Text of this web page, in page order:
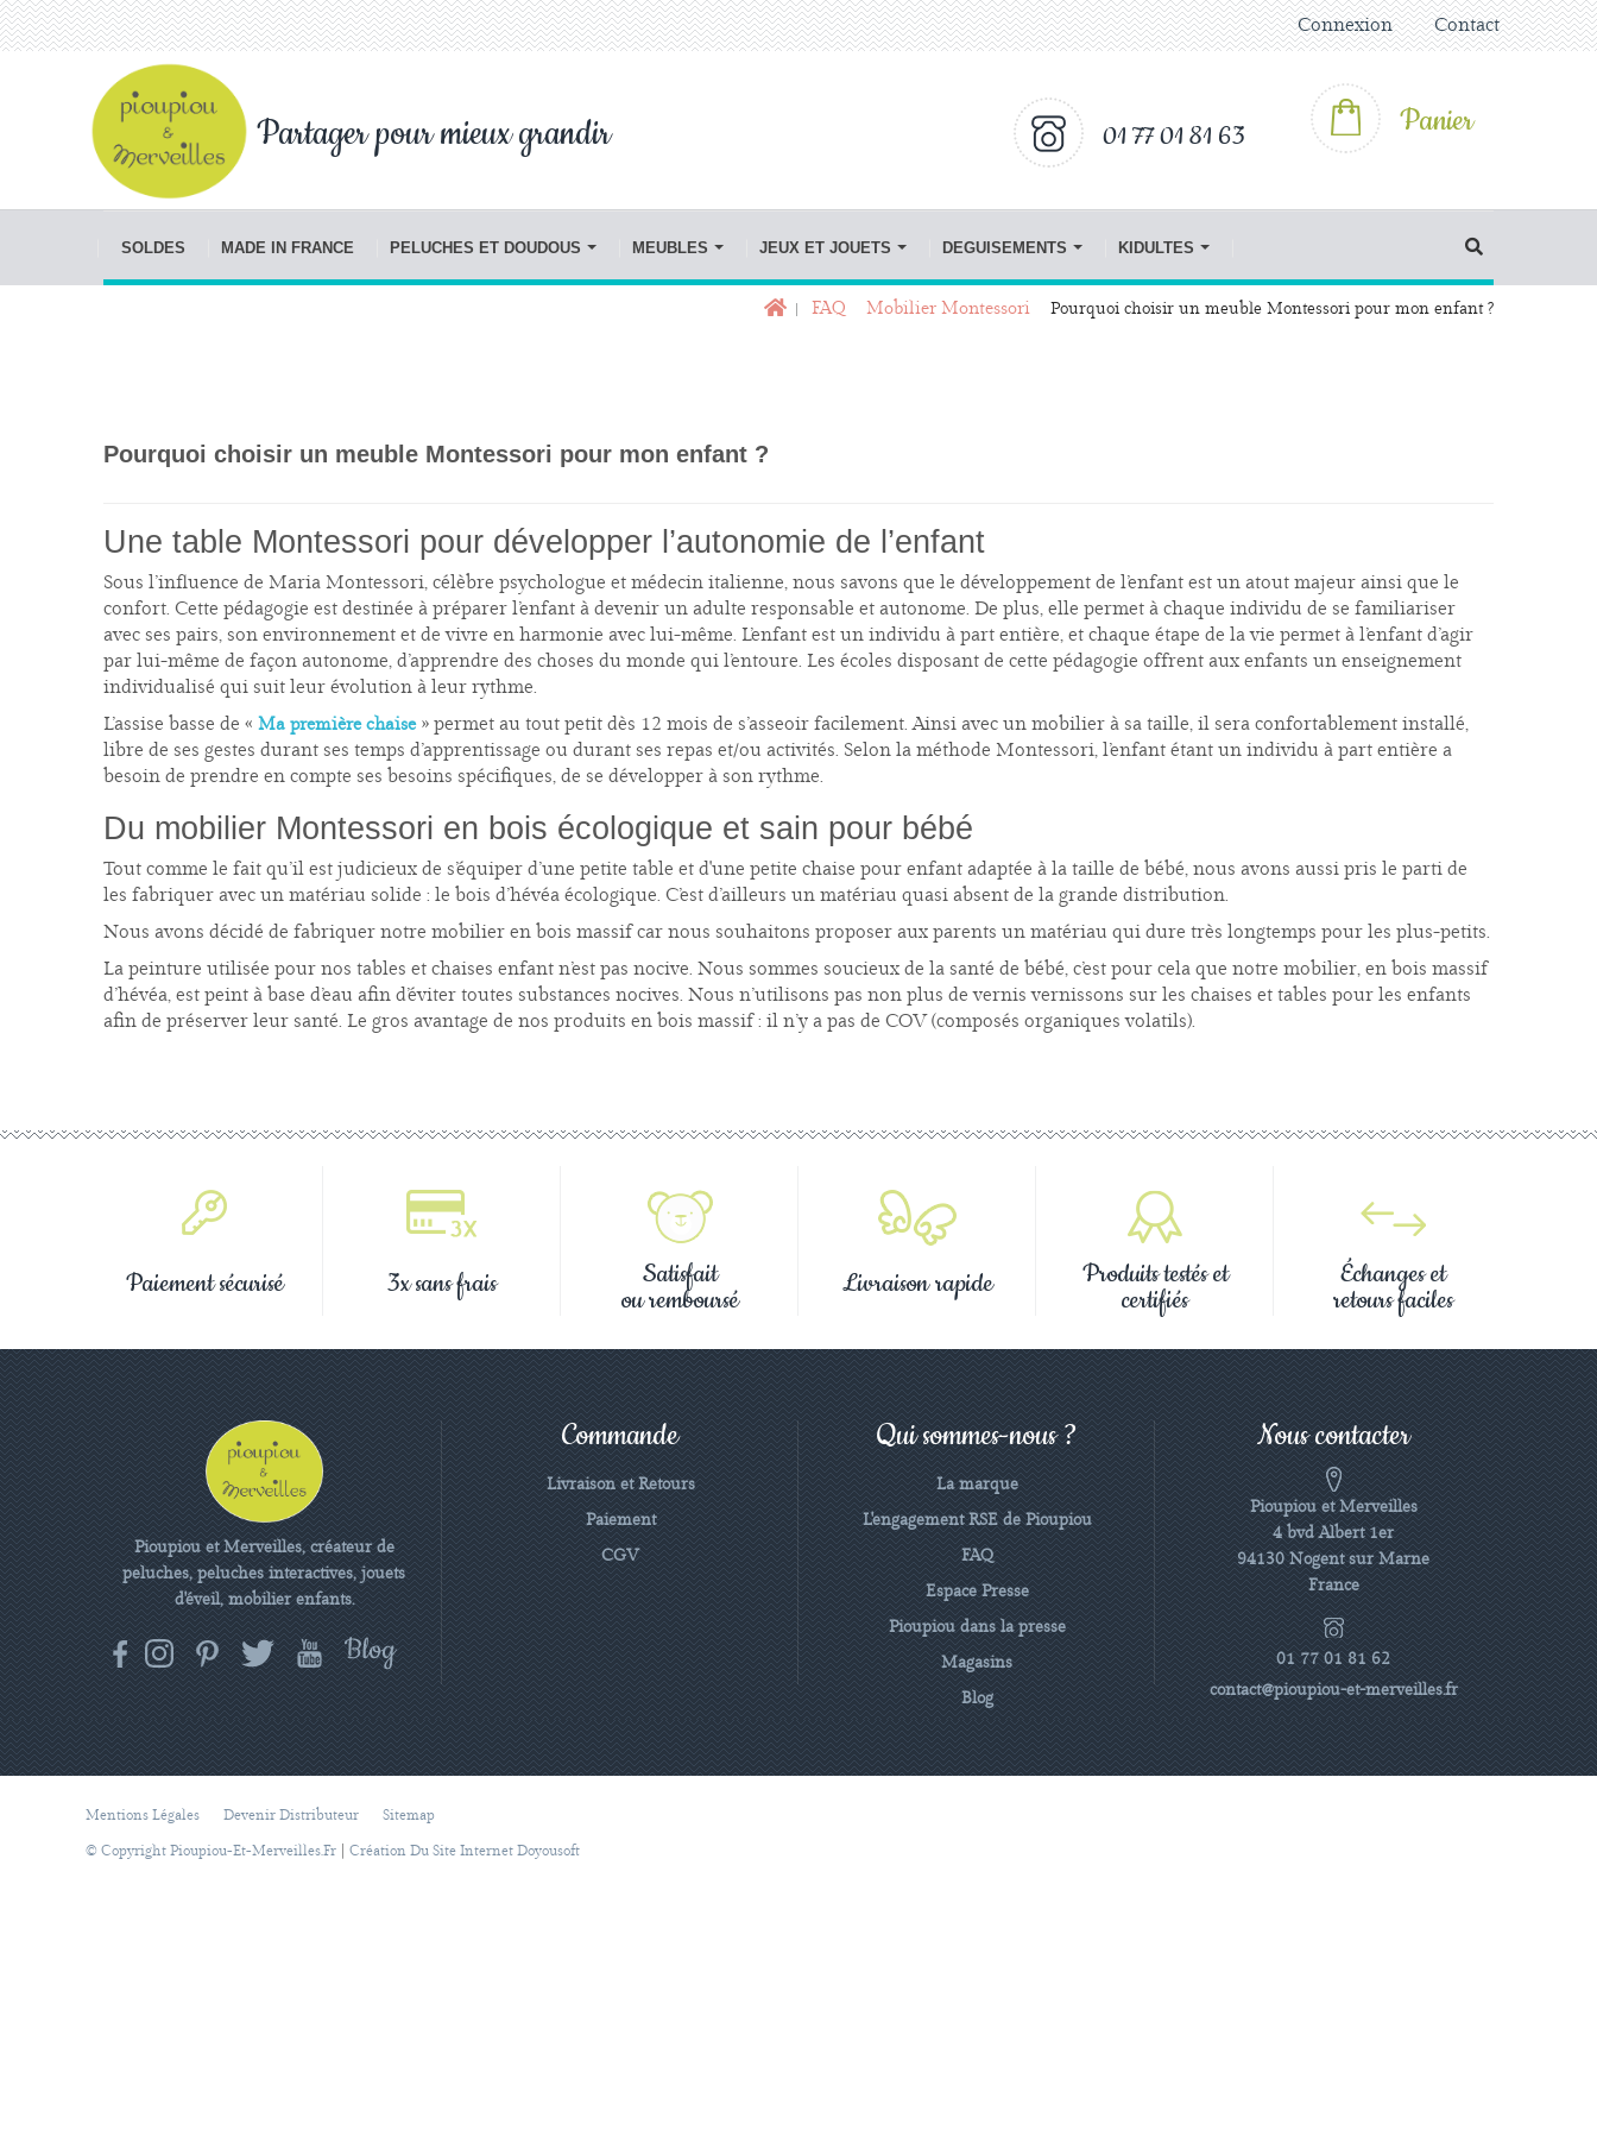
Connexion Contact
01 77 01 81 63
Partager pour mieux grandir Panier
SOLDES MADE IN FRANCE PELUCHES ET DOUDOUS MEUBLES JEUX ET JOUETS DEGUISEMENTS KIDULTES
FAQ Mobilier Montessori Pourquoi choisir un meuble Montessori pour mon enfant ?
Pourquoi choisir un meuble Montessori pour mon enfant ?
Une table Montessori pour développer l’autonomie de l’enfant
Sous l’influence de Maria Montessori, célèbre psychologue et médecin italienne, nous savons que le développement de l’enfant est un atout majeur ainsi que le
confort. Cette pédagogie est destinée à préparer l’enfant à devenir un adulte responsable et autonome. De plus, elle permet à chaque individu de se familiariser
avec ses pairs, son environnement et de vivre en harmonie avec lui-même. L’enfant est un individu à part entière, et chaque étape de la vie permet à l’enfant d’agir
par lui-même de façon autonome, d’apprendre des choses du monde qui l’entoure. Les écoles disposant de cette pédagogie offrent aux enfants un enseignement
individualisé qui suit leur évolution à leur rythme.
L’assise basse de « Ma première chaise» permet au tout petit dès 12 mois de s’asseoir facilement. Ainsi avec un mobilier à sa taille, il sera confortablement installé,
libre de ses gestes durant ses temps d’apprentissage ou durant ses repas et/ou activités. Selon la méthode Montessori, l’enfant étant un individu à part entière a
besoin de prendre en compte ses besoins spécifiques, de se développer à son rythme.
Du mobilier Montessori en bois écologique et sain pour bébé
Tout comme le fait qu’il est judicieux de s’équiper d’une petite table et d'une petite chaise pour enfant adaptée à la taille de bébé, nous avons aussi pris le parti de
les fabriquer avec un matériau solide : le bois d’hévéa écologique. C’est d’ailleurs un matériau quasi absent de la grande distribution.
Nous avons décidé de fabriquer notre mobilier en bois massif car nous souhaitons proposer aux parents un matériau qui dure très longtemps pour les plus-petits.
La peinture utilisée pour nos tables et chaises enfant n’est pas nocive. Nous sommes soucieux de la santé de bébé, c’est pour cela que notre mobilier, en bois massif
d’hévéa, est peint à base d’eau afin d’éviter toutes substances nocives. Nous n’utilisons pas non plus de vernis vernissons sur les chaises et tables pour les enfants
afin de préserver leur santé. Le gros avantage de nos produits en bois massif : il n’y a pas de COV (composés organiques volatils).
Paiement sécurisé 3x sans frais Satisfait
ou remboursé Livraison rapide Produits testés et
certifiés
Échanges et
retours faciles
Pioupiou et Merveilles, créateur de
peluches, peluches interactives, jouets
d'éveil, mobilier enfants.
Commande
Livraison et Retours
Paiement
CGV
Qui sommes-nous ?
La marque
L'engagement RSE de Pioupiou
FAQ
Espace Presse
Pioupiou dans la presse
Magasins
Blog
Nous contacter
Pioupiou et Merveilles
4 bvd Albert 1er
94130 Nogent sur Marne
France
01 77 01 81 62
contact@pioupiou-et-merveilles.fr
Mentions Légales Devenir Distributeur
Sitemap
© Copyright Pioupiou-Et-Merveilles.fr
Création Du Site Internet Doyousoft